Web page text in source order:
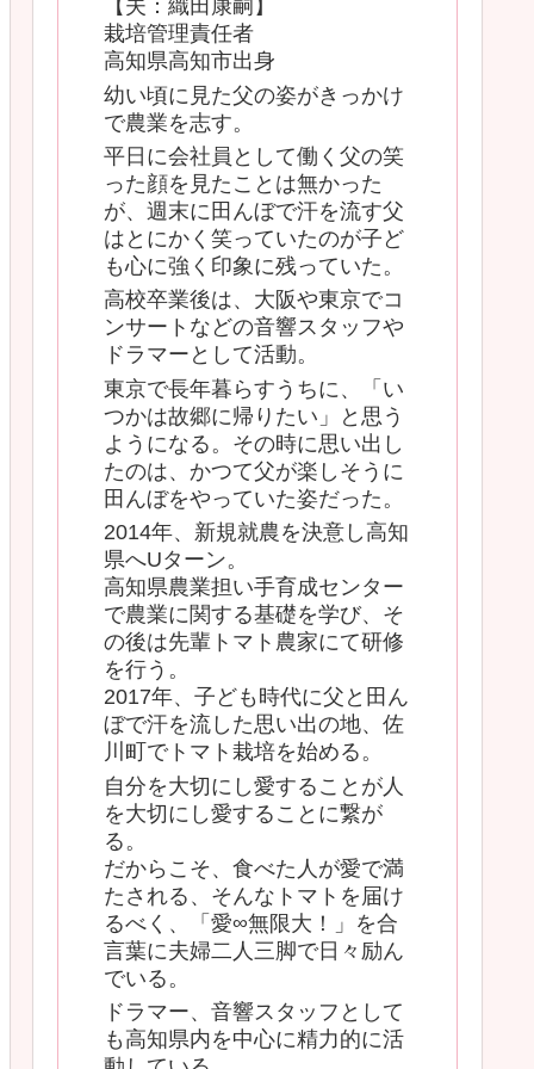
【夫：織田康嗣】
栽培管理責任者
高知県高知市出身
幼い頃に見た父の姿がきっかけ
で農業を志す。
平日に会社員として働く父の笑
った顔を見たことは無かった
が、週末に田んぼで汗を流す父
はとにかく笑っていたのが子ど
も心に強く印象に残っていた。
高校卒業後は、大阪や東京でコ
ンサートなどの音響スタッフや
ドラマーとして活動。
東京で長年暮らすうちに、「い
つかは故郷に帰りたい」と思う
ようになる。その時に思い出し
たのは、かつて父が楽しそうに
田んぼをやっていた姿だった。
2014年、新規就農を決意し高知
県へUターン。
高知県農業担い手育成センター
で農業に関する基礎を学び、そ
の後は先輩トマト農家にて研修
を行う。
2017年、子ども時代に父と田ん
ぼで汗を流した思い出の地、佐
川町でトマト栽培を始める。
自分を大切にし愛することが人
を大切にし愛することに繋が
る。
だからこそ、食べた人が愛で満
たされる、そんなトマトを届け
るべく、「愛∞無限大！」を合
言葉に夫婦二人三脚で日々励ん
でいる。
ドラマー、音響スタッフとして
も高知県内を中心に精力的に活